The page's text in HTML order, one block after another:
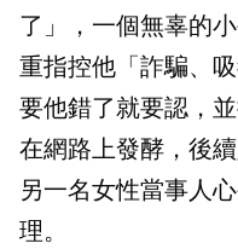
了」，一個無辜的
重指控他「詐騙、
要他錯了就要認，
在網路上發酵，後
另一名女性當事人
理。